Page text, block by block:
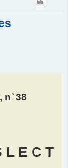
, n ̊ 38
L E C T